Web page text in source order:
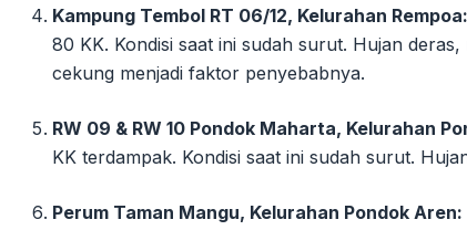
Kampung Tembol RT 06/12, Kelurahan Rempoa:
80 KK. Kondisi saat ini sudah surut. Hujan
cekung menjadi faktor penyebabnya.
RW 09 & RW 10 Pondok Maharta, Kelurahan
KK terdampak. Kondisi saat ini sudah surut.
Perum Taman Mangu, Kelurahan Pondok Aren: